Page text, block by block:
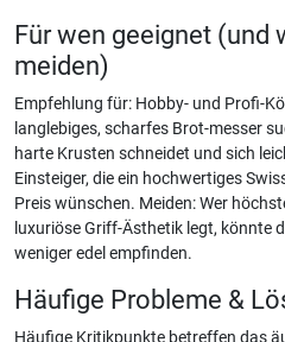
Für wen geeignet (und
meiden)
Empfehlung für: Hobby- und Profi-
langlebiges, scharfes Brot-messer
harte Krusten schneidet und sich
Einsteiger, die ein hochwertiges
Preis wünschen. Meiden: Wer
luxuriöse Griff-Ästhetik legt, könnte
weniger edel empfinden.
Häufige Probleme &
Häufige Kritikpunkte betreffen das